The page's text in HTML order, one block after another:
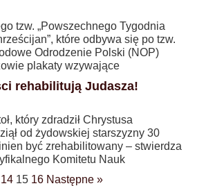
tzw. „Powszechnego Tygodnia
które odbywa się po tzw.
Odrodzenie Polski (NOP)
plakaty wzywające
rehabilitują Judasza!
który zdradził Chrystusa
od żydowskiej starszyzny 30
być zrehabilitowany – stwierdza
Komitetu Nauk
14 15 16 Następne »